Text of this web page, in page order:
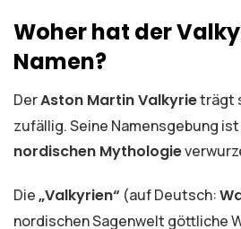
Woher hat der
Namen?
DerAston Martin Valkyrieträgt
zufällig. Seine Namensgebung
nordischen Mythologie
Die„Valkyrien“ (auf Deutsch:
nordischen Sagenwelt göttliche